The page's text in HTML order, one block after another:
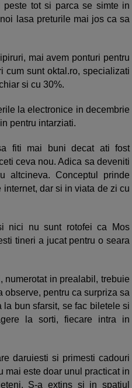
peste tot si parca se simte in
lasa preturile mai jos ca sa
mai avem ponturi pentru
cum sunt oktal.ro, specializati
si cu 30%.
la electronice in decembrie
pentru intarziati.
fiti mai buni decat ati fost
ceva nou. Adica sa deveniti
altcineva. Conceptul prinde
dar si in viata de zi cu
nici nu sunt rotofei ca Mos
tineri a jucat pentru o seara
numerotat in prealabil, trebuie
observe, pentru ca surpriza sa
bun sfarsit, se fac biletele si
la sorti, fiecare intra in
daruiesti si primesti cadouri
mai este doar unul practicat in
S-a extins si in spatiul